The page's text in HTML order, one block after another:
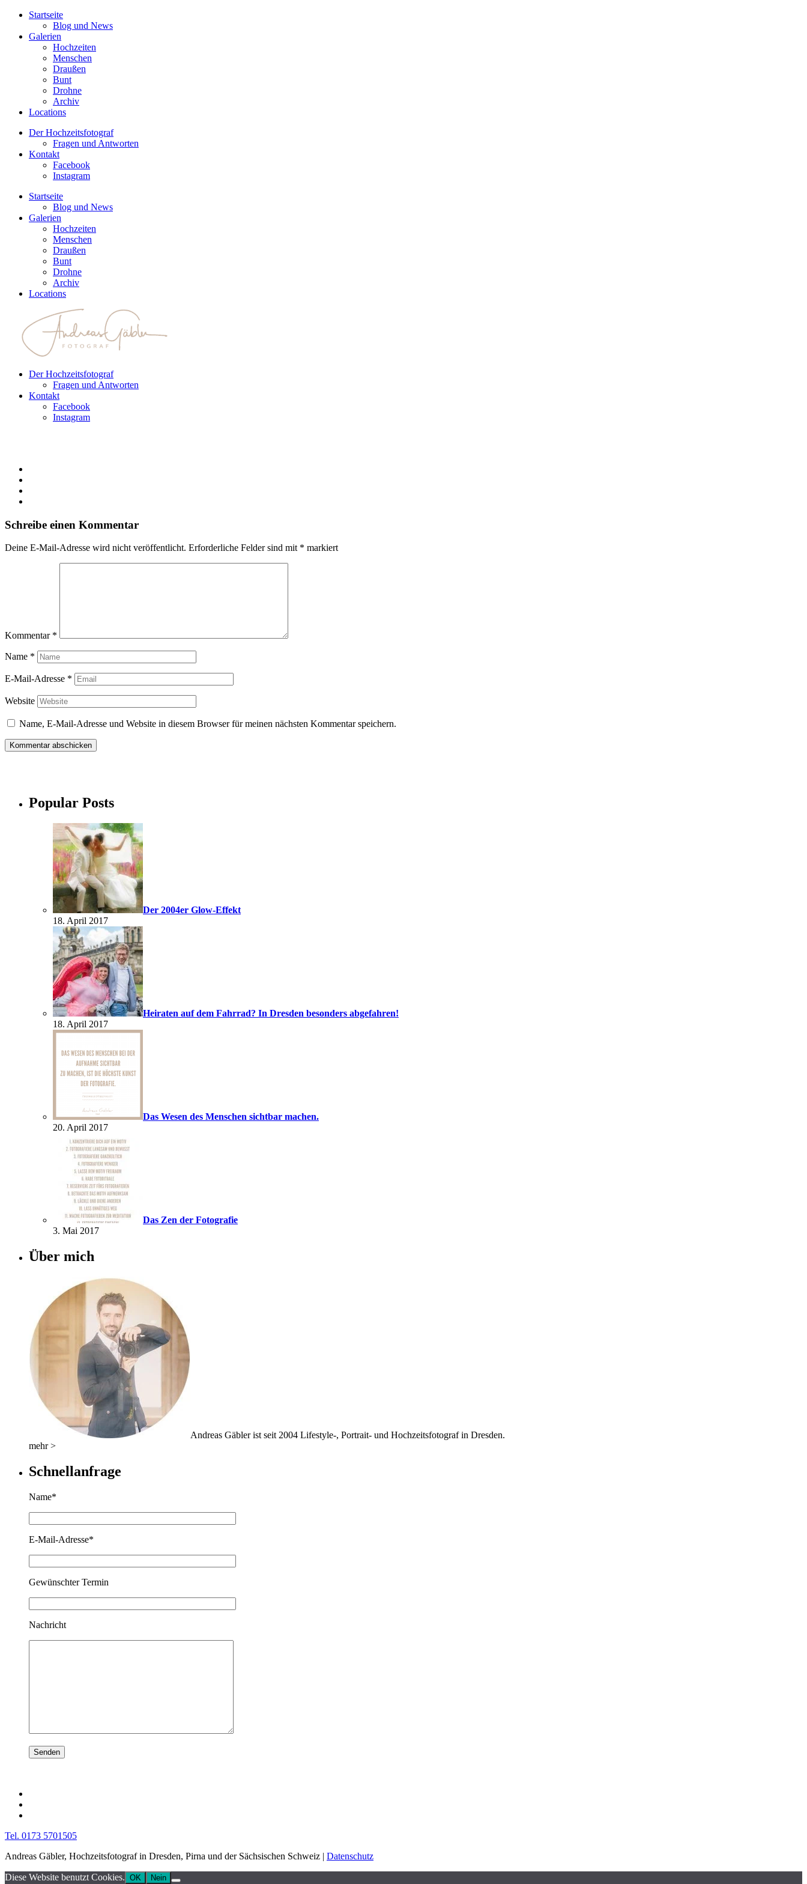
Startseite
Blog und News
Galerien
Hochzeiten
Menschen
Draußen
Bunt
Drohne
Archiv
Locations
Der Hochzeitsfotograf
Fragen und Antworten
Kontakt
Facebook
Instagram
Startseite
Blog und News
Galerien
Hochzeiten
Menschen
Draußen
Bunt
Drohne
Archiv
Locations
Der Hochzeitsfotograf
Fragen und Antworten
Kontakt
Facebook
Instagram
Schreibe einen Kommentar
Deine E-Mail-Adresse wird nicht veröffentlicht. Erforderliche Felder sind mit * markiert
Kommentar *
Name *
E-Mail-Adresse *
Website
Name, E-Mail-Adresse und Website in diesem Browser für meinen nächsten Kommentar speichern.
Popular Posts
Der 2004er Glow-Effekt
18. April 2017
Heiraten auf dem Fahrrad? In Dresden besonders abgefahren!
18. April 2017
Das Wesen des Menschen sichtbar machen.
20. April 2017
Das Zen der Fotografie
3. Mai 2017
Über mich
Andreas Gäbler ist seit 2004 Lifestyle-, Portrait- und Hochzeitsfotograf in Dresden.
mehr >
Schnellanfrage
Name*
E-Mail-Adresse*
Gewünschter Termin
Nachricht
Tel. 0173 5701505
Andreas Gäbler, Hochzeitsfotograf in Dresden, Pirna und der Sächsischen Schweiz | Datenschutz
Diese Website benutzt Cookies. OK Nein